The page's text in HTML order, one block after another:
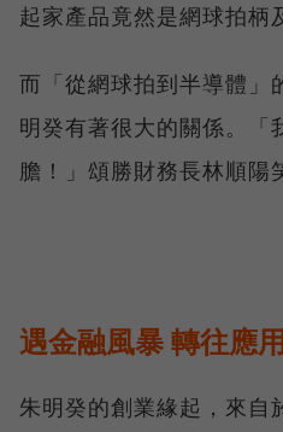
起家產品竟然是網球拍柄
而「從網球拍到半導體」
明癸有著很大的關係。「
膽！」頌勝財務長林順陽
遇金融風暴 轉往應
朱明癸的創業緣起，來自